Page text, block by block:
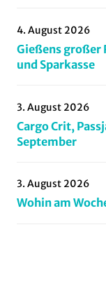
trails
4. August 2026
Gießens großer
und Sparkasse
3. August 2026
Cargo Crit,
September
3. August 2026
Wohin am